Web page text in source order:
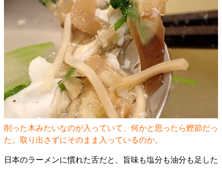
削った木みたいなのが入っていて、何かと思ったら鰹節だっ
た。取り出さずにそのまま入っているのか。
日本のラーメンに慣れた舌だと、旨味も塩分も油分も足した